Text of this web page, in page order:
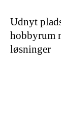
Udnyt
hobbyrum
løsninger